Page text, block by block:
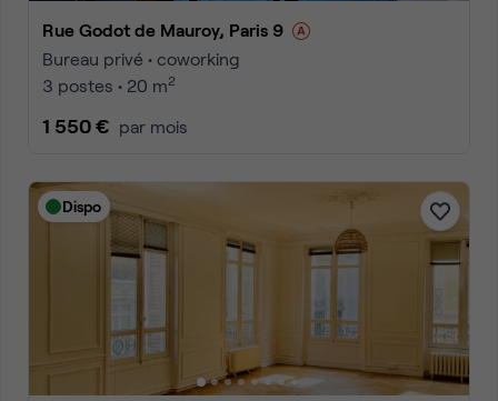
Rue Godot de Mauroy, Paris 9
Bureau privé • coworking
3 postes • 20 m2
1 550 € par mois
Dispo